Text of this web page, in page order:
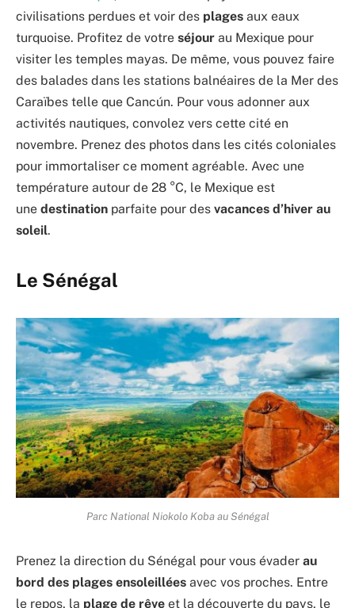
civilisations perdues et voir des plages aux eaux
turquoise. Profitez de votre séjour au Mexique pour
visiter les temples mayas. De même, vous pouvez faire
des balades dans les stations balnéaires de la Mer des
Caraïbes telle que Cancún. Pour vous adonner aux
activités nautiques, convolez vers cette cité en
novembre. Prenez des photos dans les cités coloniales
pour immortaliser ce moment agréable. Avec une
température autour de 28 °C, le Mexique est
une destination parfaite pour des vacances d’hiver au
soleil.
Le Sénégal
Parc National Niokolo Koba au Sénégal
Prenez la direction du Sénégal pour vous évader au
bord des plages ensoleillées avec vos proches. Entre
le repos, la plage de rêve et la découverte du pays, le